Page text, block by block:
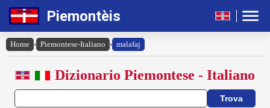
Piemontèis
Home › Piemontese-Italiano › malafaj
Dizionario Piemontese - Italiano